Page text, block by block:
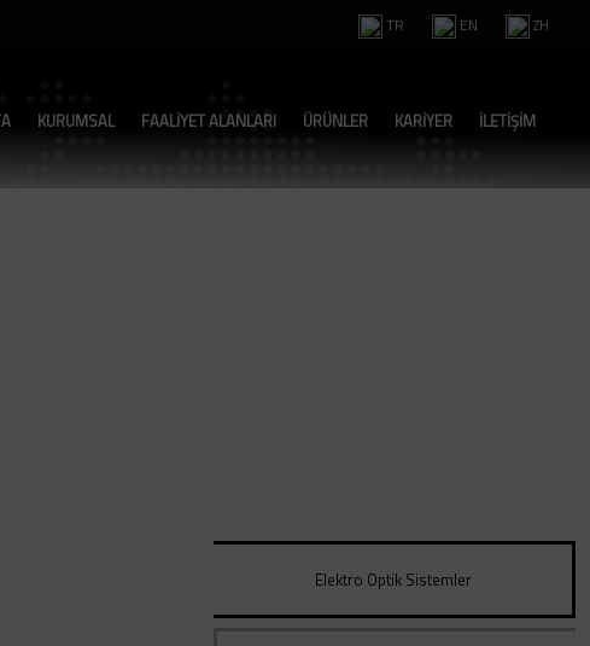
TR EN ZH
KURUMSAL FAALİYET ALANLARI ÜRÜNLER KARİYER İLETİŞİM
Elektro Optik Sistemler